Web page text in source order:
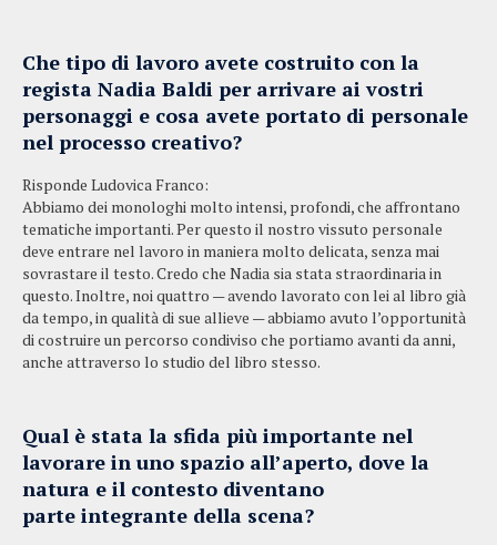
Che tipo di lavoro avete costruito con la
regista Nadia Baldi per arrivare ai vostri
personaggi e cosa avete portato di personale
nel processo creativo?
Risponde Ludovica Franco:
Abbiamo dei monologhi molto intensi, profondi, che affrontano
tematiche importanti. Per questo il nostro vissuto personale
deve entrare nel lavoro in maniera molto delicata, senza mai
sovrastare il testo. Credo che Nadia sia stata straordinaria in
questo. Inoltre, noi quattro — avendo lavorato con lei al libro già
da tempo, in qualità di sue allieve — abbiamo avuto l’opportunità
di costruire un percorso condiviso che portiamo avanti da anni,
anche attraverso lo studio del libro stesso.
Qual è stata la sfida più importante nel
lavorare in uno spazio all’aperto, dove la
natura e il contesto diventano
parte integrante della scena?